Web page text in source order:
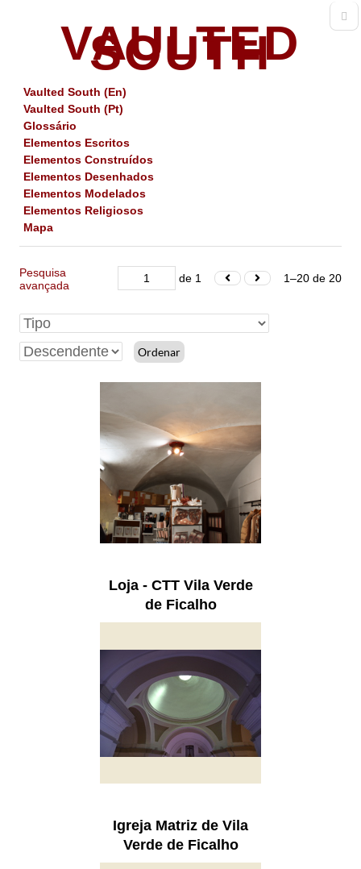
VAULTED
SOUTH
Vaulted South (En)
Vaulted South (Pt)
Glossário
Elementos Escritos
Elementos Construídos
Elementos Desenhados
Elementos Modelados
Elementos Religiosos
Mapa
de 1 1–20 de 20
Pesquisa
avançada
Ordenar
Loja - CTT Vila Verde
de Ficalho
Igreja Matriz de Vila
Verde de Ficalho